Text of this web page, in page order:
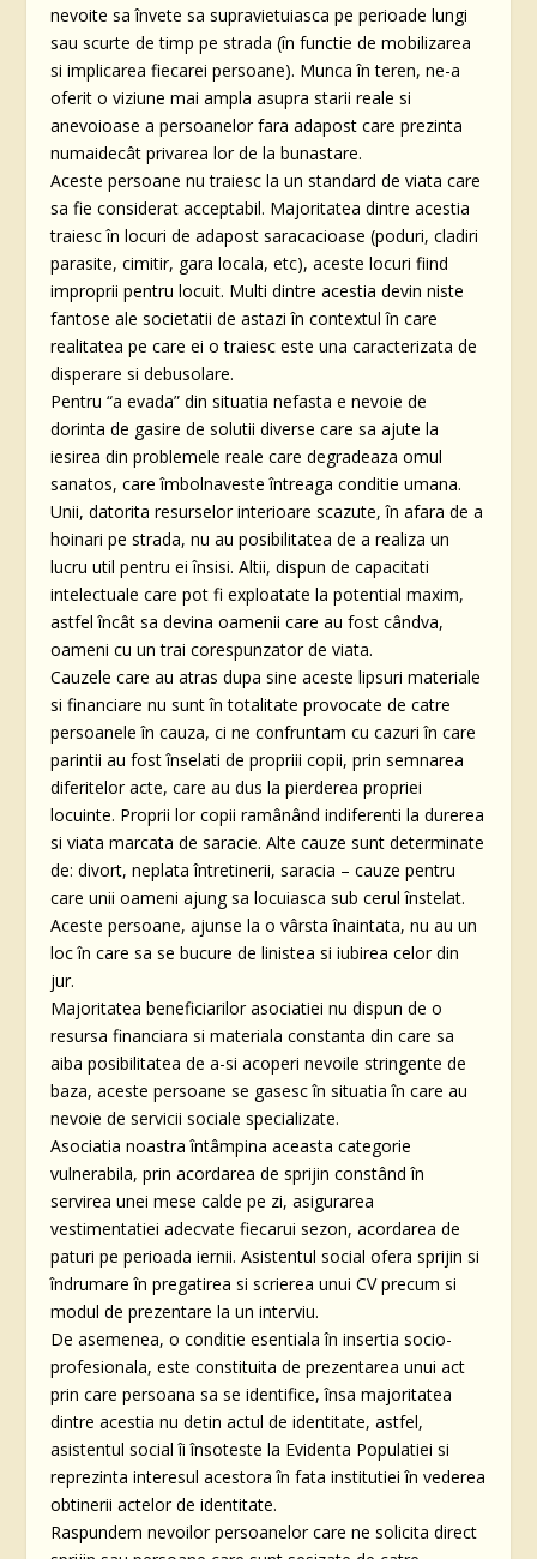
nevoite sa învete sa supravietuiasca pe perioade lungi
sau scurte de timp pe strada (în functie de mobilizarea
si implicarea fiecarei persoane). Munca în teren, ne-a
oferit o viziune mai ampla asupra starii reale si
anevoioase a persoanelor fara adapost care prezinta
numaidecât privarea lor de la bunastare.
Aceste persoane nu traiesc la un standard de viata care
sa fie considerat acceptabil. Majoritatea dintre acestia
traiesc în locuri de adapost saracacioase (poduri, cladiri
parasite, cimitir, gara locala, etc), aceste locuri fiind
improprii pentru locuit. Multi dintre acestia devin niste
fantose ale societatii de astazi în contextul în care
realitatea pe care ei o traiesc este una caracterizata de
disperare si debusolare.
Pentru “a evada” din situatia nefasta e nevoie de
dorinta de gasire de solutii diverse care sa ajute la
iesirea din problemele reale care degradeaza omul
sanatos, care îmbolnaveste întreaga conditie umana.
Unii, datorita resurselor interioare scazute, în afara de a
hoinari pe strada, nu au posibilitatea de a realiza un
lucru util pentru ei însisi. Altii, dispun de capacitati
intelectuale care pot fi exploatate la potential maxim,
astfel încât sa devina oamenii care au fost cândva,
oameni cu un trai corespunzator de viata.
Cauzele care au atras dupa sine aceste lipsuri materiale
si financiare nu sunt în totalitate provocate de catre
persoanele în cauza, ci ne confruntam cu cazuri în care
parintii au fost înselati de propriii copii, prin semnarea
diferitelor acte, care au dus la pierderea propriei
locuinte. Proprii lor copii ramânând indiferenti la durerea
si viata marcata de saracie. Alte cauze sunt determinate
de: divort, neplata întretinerii, saracia – cauze pentru
care unii oameni ajung sa locuiasca sub cerul înstelat.
Aceste persoane, ajunse la o vârsta înaintata, nu au un
loc în care sa se bucure de linistea si iubirea celor din
jur.
Majoritatea beneficiarilor asociatiei nu dispun de o
resursa financiara si materiala constanta din care sa
aiba posibilitatea de a-si acoperi nevoile stringente de
baza, aceste persoane se gasesc în situatia în care au
nevoie de servicii sociale specializate.
Asociatia noastra întâmpina aceasta categorie
vulnerabila, prin acordarea de sprijin constând în
servirea unei mese calde pe zi, asigurarea
vestimentatiei adecvate fiecarui sezon, acordarea de
paturi pe perioada iernii. Asistentul social ofera sprijin si
îndrumare în pregatirea si scrierea unui CV precum si
modul de prezentare la un interviu.
De asemenea, o conditie esentiala în insertia socio-
profesionala, este constituita de prezentarea unui act
prin care persoana sa se identifice, însa majoritatea
dintre acestia nu detin actul de identitate, astfel,
asistentul social îi însoteste la Evidenta Populatiei si
reprezinta interesul acestora în fata institutiei în vederea
obtinerii actelor de identitate.
Raspundem nevoilor persoanelor care ne solicita direct